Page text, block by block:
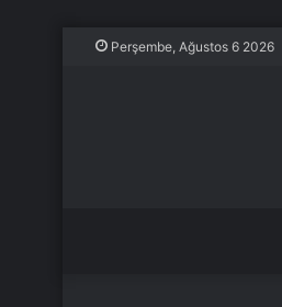
Perşembe, Ağustos 6 2026